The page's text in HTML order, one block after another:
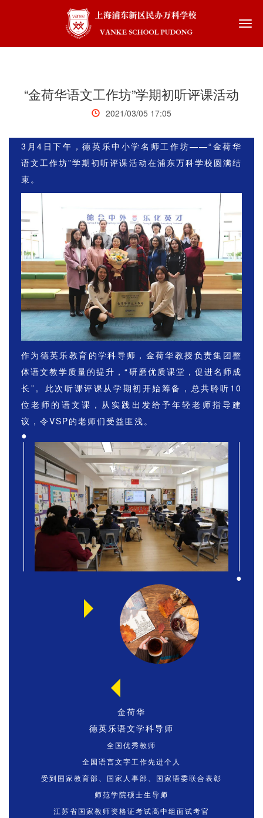
“金荷华语文工作坊”学期初听评课活动
2021/03/05 17:05
3月4日下午，德英乐中小学名师工作坊——“金荷华
语文工作坊”学期初听评课活动在浦东万科学校圆满结
束。
作为德英乐教育的学科导师，金荷华教授负责集团整
体语文教学质量的提升，“研磨优质课堂，促进名师成
长”。此次听课评课从学期初开始筹备，总共聆听10
位老师的语文课，从实践出发给予年轻老师指导建
议，令VSP的老师们受益匪浅。
●
●
金荷华
德英乐语文学科导师
全国优秀教师
全国语言文字工作先进个人
受到国家教育部、国家人事部、国家语委联合表彰
师范学院硕士生导师
江苏省国家教师资格证考试高中组面试考官